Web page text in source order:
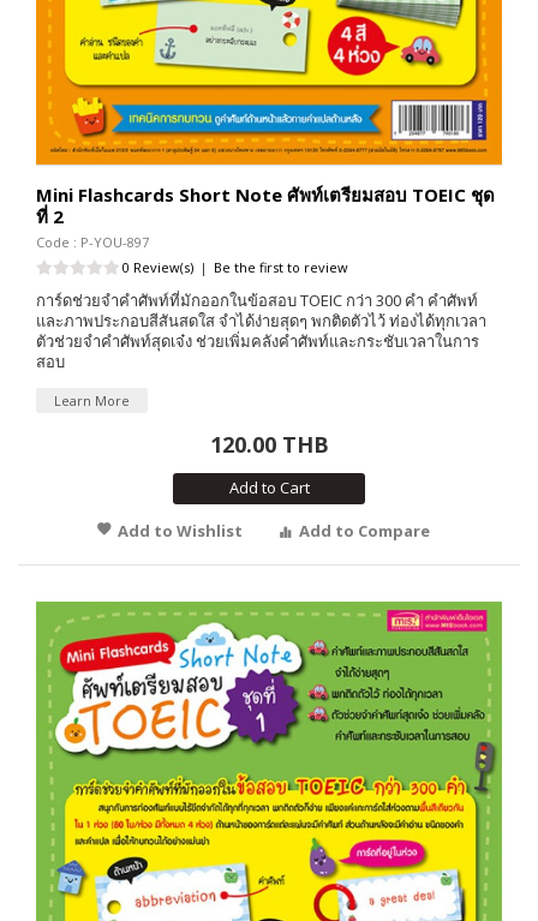
Mini Flashcards Short Note ศัพท์เตรียมสอบ TOEIC ชุด
ที่ 2
Code : P-YOU-897
0 Review(s) | Be the first to review
การ์ดช่วยจำคำศัพท์ที่มักออกในข้อสอบ TOEIC กว่า 300 คำ คำศัพท์
และภาพประกอบสีสันสดใส จำได้ง่ายสุดๆ พกติดตัวไว้ ท่องได้ทุกเวลา
ตัวช่วยจำคำศัพท์สุดเจ๋ง ช่วยเพิ่มคลังคำศัพท์และกระชับเวลาในการ
สอบ
Learn More
120.00 THB
Add to Cart
Add to Wishlist
Add to Compare